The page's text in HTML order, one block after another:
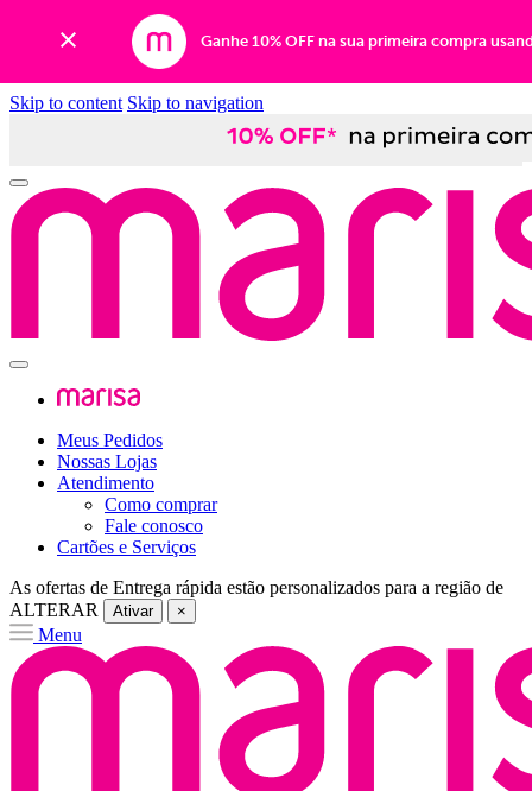
Ganhe 10% OFF na sua primeira compra
Skip to content Skip to navigation
Meus Pedidos
Nossas Lojas
Atendimento
Como comprar
Fale conosco
Cartões e Serviços
As ofertas de Entrega rápida estão personalizados para a região de
ALTERAR
Ativar ×
Menu